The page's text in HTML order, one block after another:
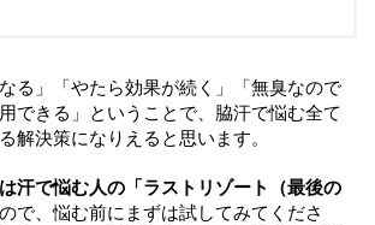
る」「やたら効果が続く」「無臭なので
できる」ということで、脇汗で悩む全て
解決策になりえると思います。
汗で悩む人の「ラストリゾート（最後の
で、悩む前にまずは試してみてくださ